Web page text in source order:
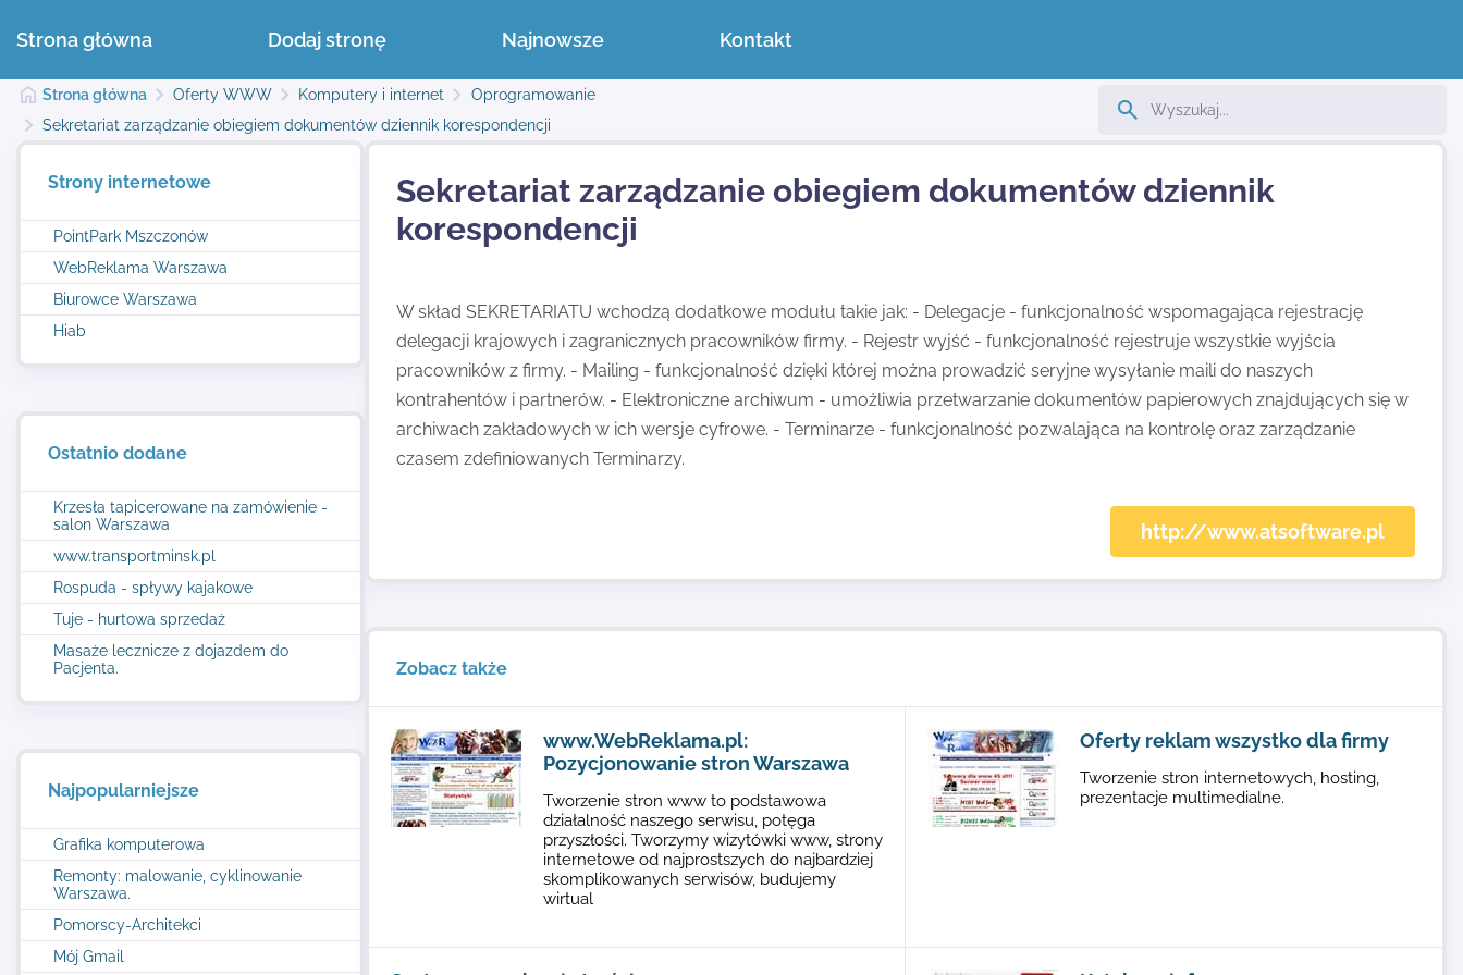
Strona główna Dodaj stronę Najnowsze Kontakt
Strona główna Oferty WWW Komputery i internet
Oprogramowanie
Sekretariat zarządzanie obiegiem dokumentów dziennik korespondencji
Strony internetowe
PointPark Mszczonów
WebReklama Warszawa
Biurowce Warszawa
Hiab
Ostatnio dodane
Krzesła tapicerowane na zamówienie -
salon Warszawa
www.transportminsk.pl
Rospuda - spływy kajakowe
Tuje - hurtowa sprzedaż
Masaże lecznicze z dojazdem do
Pacjenta.
Najpopularniejsze
Grafika komputerowa
Remonty: malowanie, cyklinowanie
Warszawa.
Pomorscy-Architekci
Mój Gmail
Sekretariat zarządzanie obiegiem dokumentów dziennik
korespondencji
W skład SEKRETARIATU wchodzą dodatkowe modułu takie jak: - Delegacje - funkcjonalność wspomagająca rejestrację
delegacji krajowych i zagranicznych pracowników firmy. - Rejestr wyjść - funkcjonalność rejestruje wszystkie wyjścia
pracowników z firmy. - Mailing - funkcjonalność dzięki której można prowadzić seryjne wysyłanie maili do naszych
kontrahentów i partnerów. - Elektroniczne archiwum - umożliwia przetwarzanie dokumentów papierowych znajdujących się w
archiwach zakładowych w ich wersje cyfrowe. - Terminarze - funkcjonalność pozwalająca na kontrolę oraz zarządzanie
czasem zdefiniowanych Terminarzy.
http://www.atsoftware.pl
Zobacz także
www.WebReklama.pl:
Pozycjonowanie stron Warszawa
Tworzenie stron www to podstawowa
działalność naszego serwisu, potęga
przyszłości. Tworzymy wizytówki www, strony
internetowe od najprostszych do najbardziej
skomplikowanych serwisów, budujemy
wirtual
Oferty reklam wszystko dla firmy
Tworzenie stron internetowych, hosting,
prezentacje multimedialne.